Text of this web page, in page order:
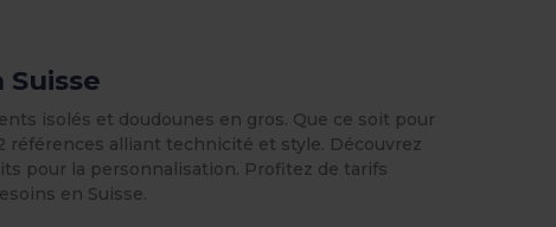
isolés et doudounes en gros. Que ce soit pour
références alliant technicité et style. Découvrez
pour la personnalisation. Profitez de tarifs
en Suisse.